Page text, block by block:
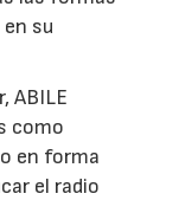
su
ABILE
como
en forma
el radio